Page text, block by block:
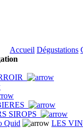
Accueil Dégustations
SIROPS
Quid LES